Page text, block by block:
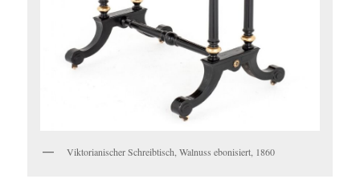
Viktorianischer Schreibtisch, Walnuss ebonisiert, 1860